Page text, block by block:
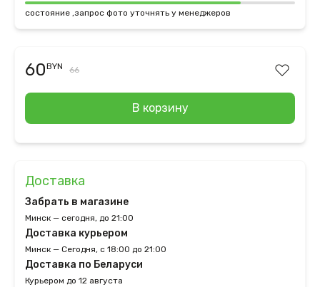
состояние ,запрос фото уточнять у менеджеров
60BYN 66
В корзину
Доставка
Забрать в магазине
Минск — сегодня, до 21:00
Доставка курьером
Минск — Сегодня, с 18:00 до 21:00
Доставка по Беларуси
Курьером до 12 августа